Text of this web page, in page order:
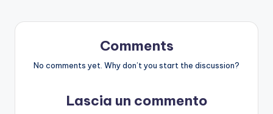
Comments
No comments yet. Why don’t you start the discussion?
Lascia un commento